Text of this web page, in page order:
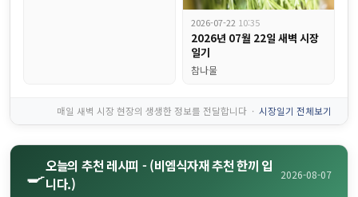
2026-07-22 10:35
2026년 07월 22일 새벽 시장
일기
참나물
매일 새벽 시장 현장의 생생한 정보를 전달합니다 · 시장일기 전체보기
🍳오늘의 추천 레시피 - (비엠식자재 추천 한끼 입
니다.)
2026-08-07